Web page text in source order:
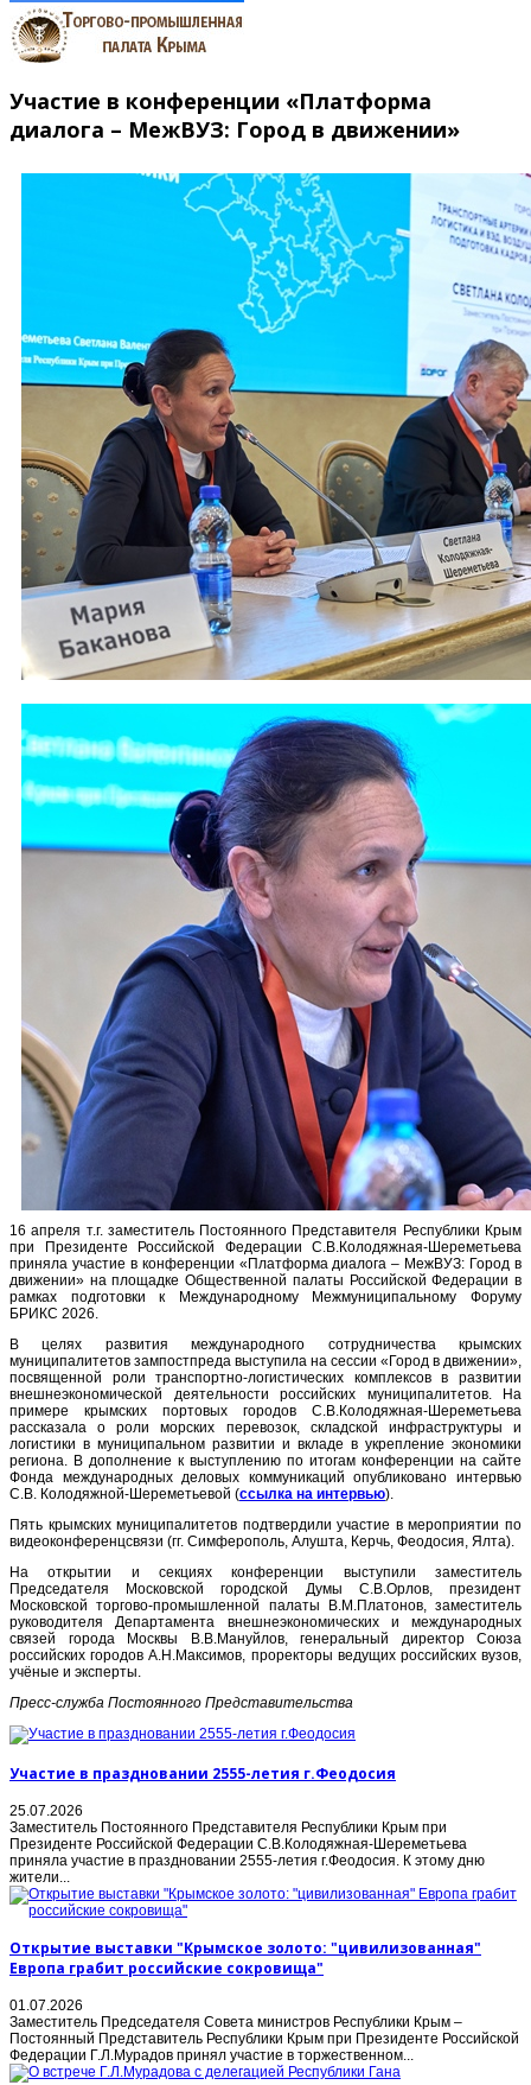
Участие в конференции «Платформа
диалога – МежВУЗ: Город в движении»
16 апреля т.г. заместитель Постоянного Представителя Республики Крым
при Президенте Российской Федерации С.В.Колодяжная-Шереметьева
приняла участие в конференции «Платформа диалога – МежВУЗ: Город в
движении» на площадке Общественной палаты Российской Федерации в
рамках подготовки к Международному Межмуниципальному Форуму
БРИКС 2026.
В целях развития международного сотрудничества крымских
муниципалитетов зампостпреда выступила на сессии «Город в движении»,
посвященной роли транспортно-логистических комплексов в развитии
внешнеэкономической деятельности российских муниципалитетов. На
примере крымских портовых городов С.В.Колодяжная-Шереметьева
рассказала о роли морских перевозок, складской инфраструктуры и
логистики в муниципальном развитии и вкладе в укрепление экономики
региона. В дополнение к выступлению по итогам конференции на сайте
Фонда международных деловых коммуникаций опубликовано интервью
С.В. Колодяжной-Шереметьевой (ссылка на интервью).
Пять крымских муниципалитетов подтвердили участие в мероприятии по
видеоконференцсвязи (гг. Симферополь, Алушта, Керчь, Феодосия, Ялта).
На открытии и секциях конференции выступили заместитель
Председателя Московской городской Думы С.В.Орлов, президент
Московской торгово-промышленной палаты В.М.Платонов, заместитель
руководителя Департамента внешнеэкономических и международных
связей города Москвы В.В.Мануйлов, генеральный директор Союза
российских городов А.Н.Максимов, проректоры ведущих российских вузов,
учёные и эксперты.
Пресс-служба Постоянного Представительства
Участие в праздновании 2555-летия г.Феодосия
25.07.2026
Заместитель Постоянного Представителя Республики Крым при
Президенте Российской Федерации С.В.Колодяжная-Шереметьева
приняла участие в праздновании 2555-летия г.Феодосия. К этому дню
жители...
Открытие выставки "Крымское золото: "цивилизованная"
Европа грабит российские сокровища"
01.07.2026
Заместитель Председателя Совета министров Республики Крым –
Постоянный Представитель Республики Крым при Президенте Российской
Федерации Г.Л.Мурадов принял участие в торжественном...